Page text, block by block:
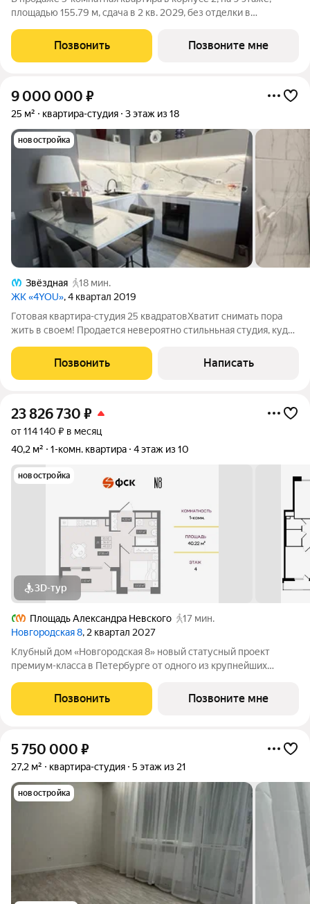
площадью 155.79 м, сдача в 2 кв. 2029, без отделки в
Премиальный дом «Акватория», возводимый на Выборгской
набережной у Кантемировского моста
Позвонить Позвоните мне
9 000 000 ₽
25 м² квартира-студия 3 этаж из 18
новостройка
Звёздная
18 мин.
ЖК «4YOU», 4 квартал 2019
Готовая квартира-студия 25 квадратовХватит снимать пора
жить в своем! Продается невероятно стильньная студия, куда
абсолютный move-in ready. Шикарный ремонт , чтобы вы
экономили сотни тысяч рублей и
Позвонить Написать
23 826 730 ₽
от 114 140 ₽ в месяц
40,2 м²
1-комн. квартира 4 этаж из 10
новостройка
3D-тур
Площадь Александра Невского
17 мин.
Новгородская 8, 2 квартал 2027
Клубный дом «Новгородская 8» новый статусный проект
премиум-класса в Петербурге от одного из крупнейших
Новгородской улице в районе со сложившейся
инфраструктурой, в непосредственной близости
Позвонить Позвоните мне
5 750 000 ₽
27,2 м² квартира-студия 5 этаж из 21
новостройка